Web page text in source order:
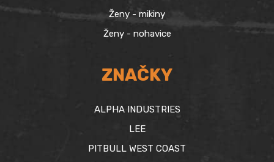
Ženy - mikiny
Ženy - nohavice
ZNAČKY
ALPHA INDUSTRIES
LEE
PITBULL WEST COAST